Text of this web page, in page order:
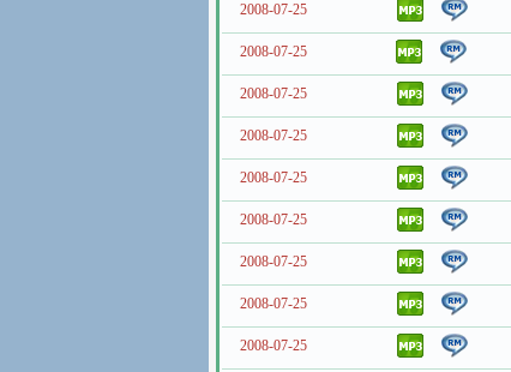
2008-07-25
2008-07-25
2008-07-25
2008-07-25
2008-07-25
2008-07-25
2008-07-25
2008-07-25
2008-07-25